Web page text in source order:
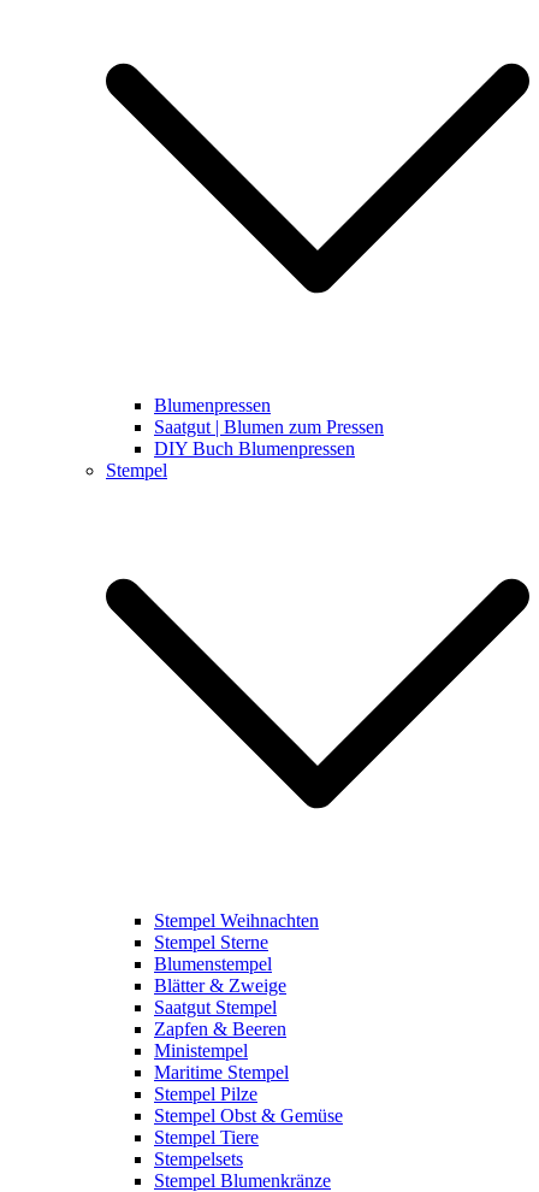
Blumenpressen
Saatgut | Blumen zum Pressen
DIY Buch Blumenpressen
Stempel
Stempel Weihnachten
Stempel Sterne
Blumenstempel
Blätter & Zweige
Saatgut Stempel
Zapfen & Beeren
Ministempel
Maritime Stempel
Stempel Pilze
Stempel Obst & Gemüse
Stempel Tiere
Stempelsets
Stempel Blumenkränze